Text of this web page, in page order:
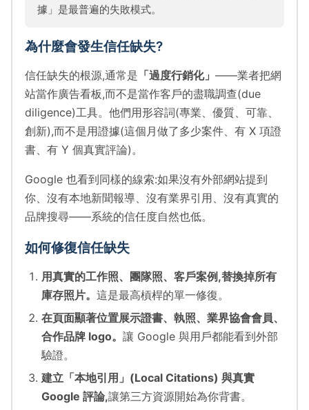
據」是最普遍的失敗模式。
為什麼會發生信任缺失?
信任缺失的根源,通常是 「過度行銷化」 ——業者把網
站當作廣告看板,而不是當作客戶的盡職調查(due
diligence)工具。他們用形容詞(專業、優質、可靠、
創新),而不是用證據(這個月做了多少案件、有 X 項證
書、有 Y 個真實評論)。
Google 也看到同樣的線索:如果沒有外部網站提到
你、沒有本地新聞報導、沒有業界引用、沒有真實的
品牌搜尋——系統的信任度自然也低。
如何修復信任缺失
用真實的工作照、團隊照、客戶案例,替換掉所有
庫存照片。 這是最高槓桿的單一修復。
在頁面顯著位置展示證書、執照、業界協會會員、
合作品牌 logo。 讓 Google 與用戶都能看到外部
驗證。
建立「本地引用」(Local Citations) 與真實
Google 評論,讓第三方資源開始為你背書。